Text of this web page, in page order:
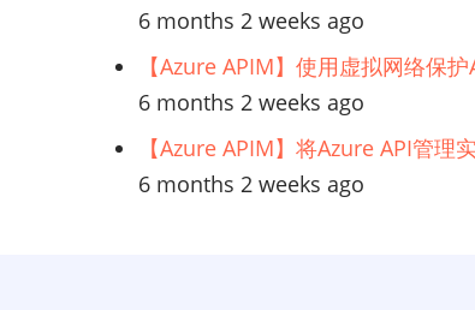
6 months 2 weeks ago
【Azure APIM】使用虚拟网络保
6 months 2 weeks ago
【Azure APIM】将Azure API管
6 months 2 weeks ago